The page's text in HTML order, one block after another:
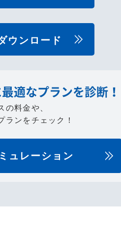
ウンロード
適なプランを診断！
の料金や、
ランをチェック！
ュレーション